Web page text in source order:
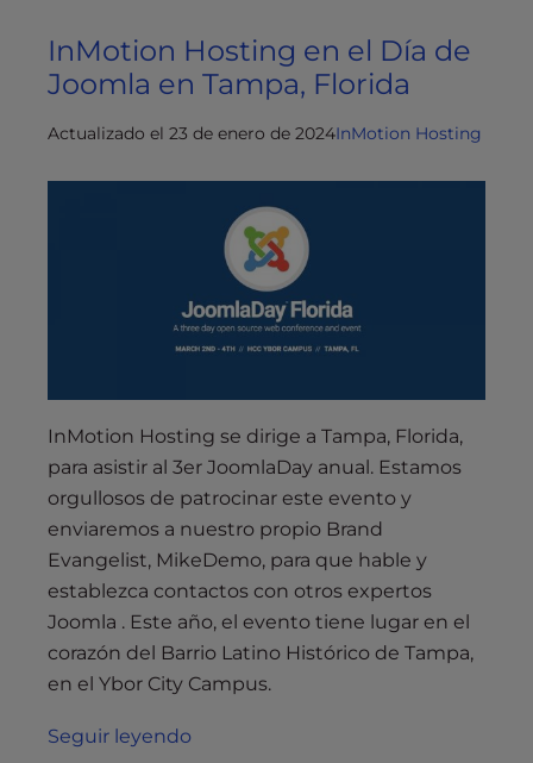
InMotion Hosting en el Día de
Joomla en Tampa, Florida
Actualizado el 23 de enero de 2024InMotion Hosting
InMotion Hosting se dirige a Tampa, Florida,
para asistir al 3er JoomlaDay anual. Estamos
orgullosos de patrocinar este evento y
enviaremos a nuestro propio Brand
Evangelist, MikeDemo, para que hable y
establezca contactos con otros expertos
Joomla . Este año, el evento tiene lugar en el
corazón del Barrio Latino Histórico de Tampa,
en el Ybor City Campus.
Seguir leyendo